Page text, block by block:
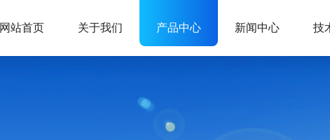
网站首页 关于我们 产品中心 新闻中心 技